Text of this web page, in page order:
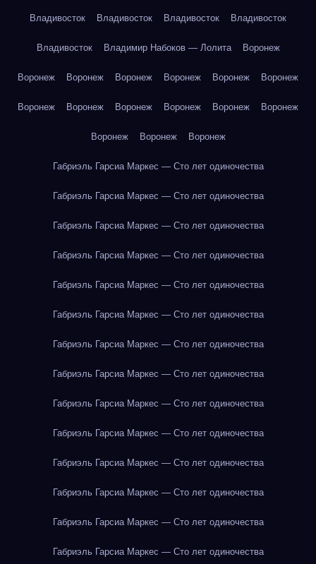
Владивосток Владивосток Владивосток Владивосток
Владивосток Владимир Набоков — Лолита Воронеж
Воронеж Воронеж Воронеж Воронеж Воронеж Воронеж
Воронеж Воронеж Воронеж Воронеж Воронеж Воронеж
Воронеж Воронеж Воронеж
Габриэль Гарсиа Маркес — Сто лет одиночества
Габриэль Гарсиа Маркес — Сто лет одиночества
Габриэль Гарсиа Маркес — Сто лет одиночества
Габриэль Гарсиа Маркес — Сто лет одиночества
Габриэль Гарсиа Маркес — Сто лет одиночества
Габриэль Гарсиа Маркес — Сто лет одиночества
Габриэль Гарсиа Маркес — Сто лет одиночества
Габриэль Гарсиа Маркес — Сто лет одиночества
Габриэль Гарсиа Маркес — Сто лет одиночества
Габриэль Гарсиа Маркес — Сто лет одиночества
Габриэль Гарсиа Маркес — Сто лет одиночества
Габриэль Гарсиа Маркес — Сто лет одиночества
Габриэль Гарсиа Маркес — Сто лет одиночества
Габриэль Гарсиа Маркес — Сто лет одиночества